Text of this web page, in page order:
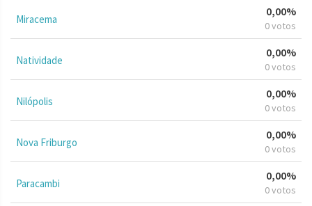
Miracema
0,00%
0 votos
Natividade
0,00%
0 votos
Nilópolis
0,00%
0 votos
Nova Friburgo
0,00%
0 votos
Paracambi
0,00%
0 votos